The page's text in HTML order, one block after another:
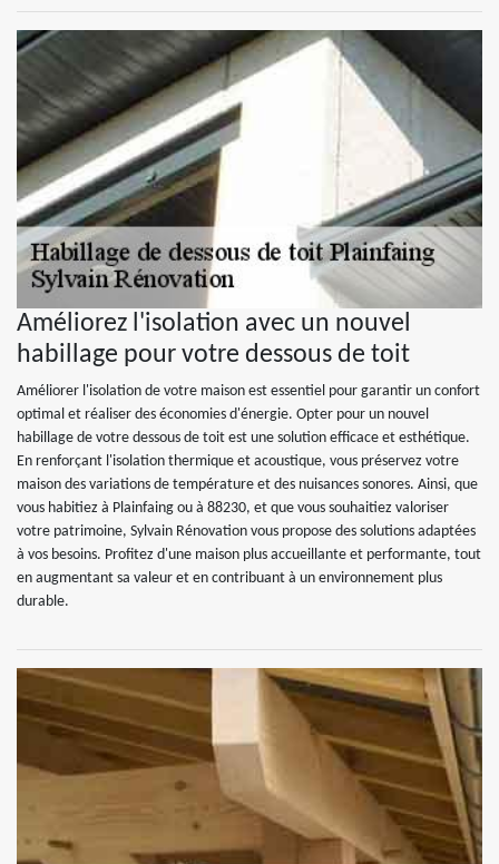
Améliorez l'isolation avec un nouvel
habillage pour votre dessous de toit
Améliorer l'isolation de votre maison est essentiel pour garantir un confort
optimal et réaliser des économies d'énergie. Opter pour un nouvel
habillage de votre dessous de toit est une solution efficace et esthétique.
En renforçant l'isolation thermique et acoustique, vous préservez votre
maison des variations de température et des nuisances sonores. Ainsi, que
vous habitiez à Plainfaing ou à 88230, et que vous souhaitiez valoriser
votre patrimoine, Sylvain Rénovation vous propose des solutions adaptées
à vos besoins. Profitez d'une maison plus accueillante et performante, tout
en augmentant sa valeur et en contribuant à un environnement plus
durable.